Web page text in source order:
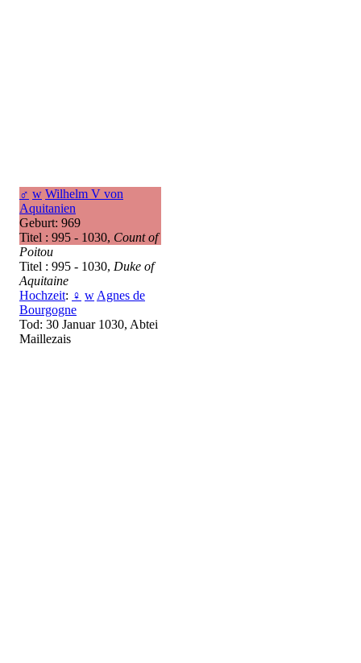
♂ w Wilhelm V von
Aquitanien
Geburt: 969
Titel : 995 - 1030, Count of
Poitou
Titel : 995 - 1030, Duke of
Aquitaine
Hochzeit: ♀ w Agnes de
Bourgogne
Tod: 30 Januar 1030, Abtei
Maillezais